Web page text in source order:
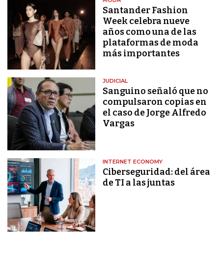
Santander Fashion
Week celebra nueve
años como una de las
plataformas de moda
más importantes
JUDICIAL
Sanguino señaló que no
compulsaron copias en
el caso de Jorge Alfredo
Vargas
INTERNET ECONOMY
Ciberseguridad: del área
de TI a las juntas